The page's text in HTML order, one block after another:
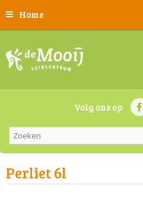
Home
Volg ons op
Perliet 6l